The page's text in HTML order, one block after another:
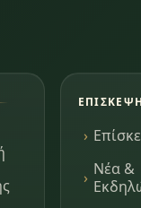
ΕΠΊΣΚΕΨΗ
Νέα &